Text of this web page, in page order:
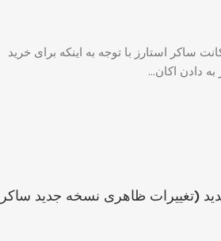
ساکر استارز با توجه به اینکه برای خرید
دادن اکان...
(تغییرات ظاهری نسخه جدید ساکر